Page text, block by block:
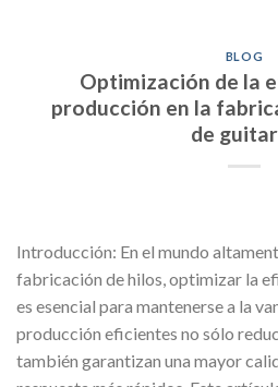
BLOG
Optimización de la
producción en la
de
Introducción: En el mundo
fabricación de hilos, optimizar la
es esencial para mantenerse a la
producción eficientes no sólo
también garantizan una mayor